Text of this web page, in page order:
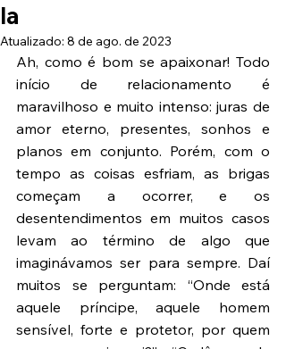
la
Atualizado: 8 de ago. de 2023
Ah, como é bom se apaixonar! Todo
início de relacionamento é
maravilhoso e muito intenso: juras de
amor eterno, presentes, sonhos e
planos em conjunto. Porém, com o
tempo as coisas esfriam, as brigas
começam a ocorrer, e os
desentendimentos em muitos casos
levam ao término de algo que
imaginávamos ser para sempre. Daí
muitos se perguntam: “Onde está
aquele príncipe, aquele homem
sensível, forte e protetor, por quem